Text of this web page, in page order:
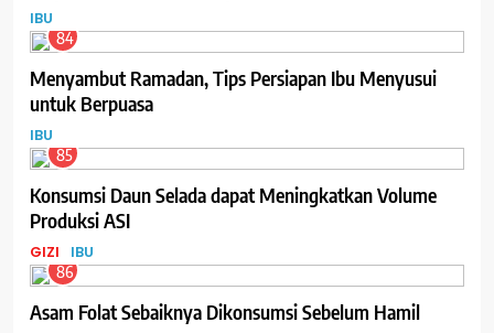
IBU
84
Menyambut Ramadan, Tips Persiapan Ibu Menyusui
untuk Berpuasa
IBU
85
Konsumsi Daun Selada dapat Meningkatkan Volume
Produksi ASI
GIZI IBU
86
Asam Folat Sebaiknya Dikonsumsi Sebelum Hamil